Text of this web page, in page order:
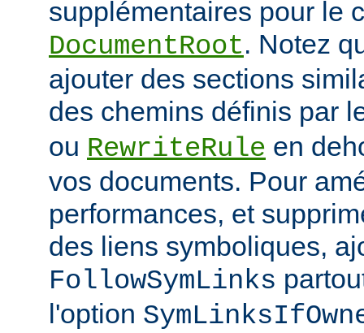
supplémentaires pour le
DocumentRoot. Notez
ajouter des sections
des chemins définis par
ou RewriteRule en
vos documents. Pour
performances, et
des liens symboliques,
FollowSymLinks
l'option